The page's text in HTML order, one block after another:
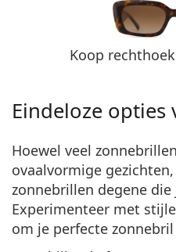
Koop
Eindeloze opties
Hoewel veel
ovaalvormige
zonnebrillen degene
Experimenteer met
om je perfecte